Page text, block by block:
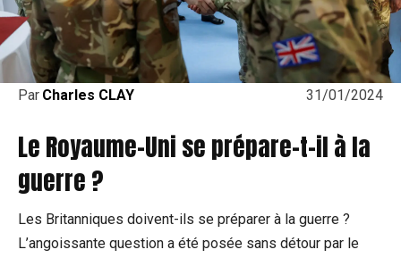
31/01/2024
Par Charles CLAY
Le Royaume-Uni se prépare-t-il à la
guerre ?
Les Britanniques doivent-ils se préparer à la guerre ?
L’angoissante question a été posée sans détour par le